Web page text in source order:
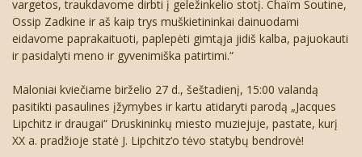
Planavimo dokumentai
Viešieji pirkimai
Biudžeto vykdymo ataskaitų rinkiniai
Finansinių ataskaitų rinkiniai
Atviri duomenys
Asmens duomenų apsauga
Asmens duomenų tvarkymo taisyklės
Vaizdo duomenų tvarkymo taisyklės
Korupcijos prevencija
Karjera
vargetos, traukdavome dirbti į geležinkelio stotį. Chaïm Soutine,
Ossip Zadkine ir aš kaip trys muškietininkai dainuodami
eidavome paprakaituoti, paplepėti gimtąja jidiš kalba, pajuokauti
ir pasidalyti meno ir gyvenimiška patirtimi.“
Maloniai kviečiame birželio 27 d., šeštadienį, 15:00 valandą
pasitikti pasaulines įžymybes ir kartu atidaryti parodą „Jacques
Lipchitz ir draugai“ Druskininkų miesto muziejuje, pastate, kurį
XX a. pradžioje statė J. Lipchitz‘o tėvo statybų bendrovė!